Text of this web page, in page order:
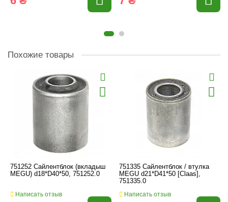
Похожие товары
751252 Сайлентблок (вкладыш
MEGU) d18*D40*50, 751252.0
Написать отзыв
751335 Сайлентблок / втулка
MEGU d21*D41*50 [Claas],
751335.0
Написать отзыв